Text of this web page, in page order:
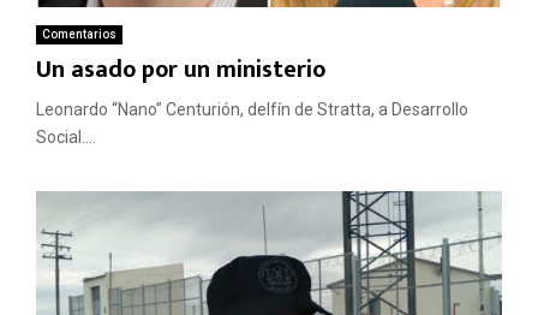
Comentarios
Un asado por un ministerio
Leonardo “Nano” Centurión, delfín de Stratta, a Desarrollo
Social....